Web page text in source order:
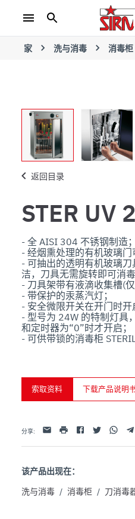
家 洗与消毒 消毒柜
返回目录
STER UV
- 全 AISI 304 不锈钢制造；
- 经烟熏处理的有机玻璃门
- 可抽出的透明有机玻璃
洁，刀具无需旋转即可消毒
- 刀具架带有液滴收集槽(仅
- 带保护的汞蒸汽灯；
- 安全微限开关在开门时开
- 型号为 24W 的特制灯具
和定时器为“0”时才开启；
- 可供带锁的消毒柜
索取资料 下载产品说明
分享: 电子邮件
打印 FacebookTwitterWhatsapp
该产品出现在：
洗与消毒 / 消毒柜 / 刀消毒